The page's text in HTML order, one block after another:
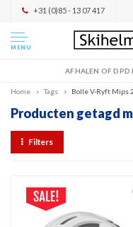
+31 (0)85 - 13 07 417
MENU
AFHALEN OF DPD
Home Tags Bolle V-Ryft Mips
Producten getagd
Filters